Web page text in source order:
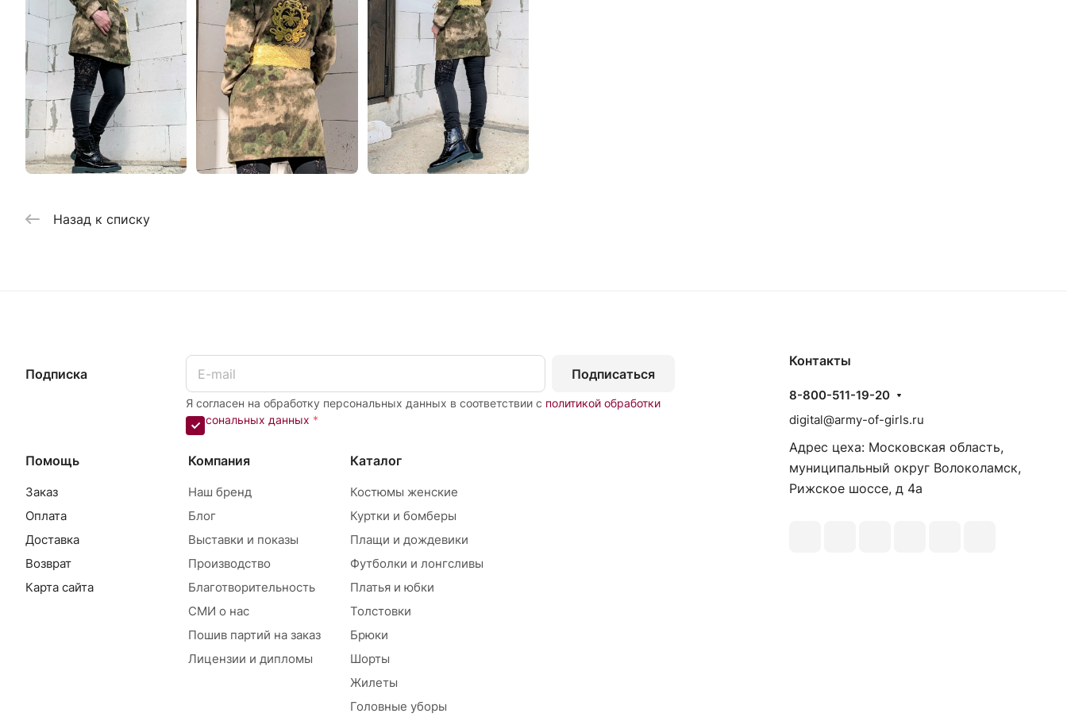
Назад к списку
Подписка
Я согласен на обработку персональных данных в соответствии с политикой обработки
персональных данных *
Подписаться
Помощь
Заказ
Оплата
Доставка
Возврат
Карта сайта
Компания
Наш бренд
Блог
Выставки и показы
Производство
Благотворительность
СМИ о нас
Пошив партий на заказ
Лицензии и дипломы
Каталог
Костюмы женские
Куртки и бомберы
Плащи и дождевики
Футболки и лонгсливы
Платья и юбки
Толстовки
Брюки
Шорты
Жилеты
Головные уборы
Контакты
8-800-511-19-20
digital@army-of-girls.ru
Адрес цеха: Московская область,
муниципальный округ Волоколамск,
Рижское шоссе, д 4а